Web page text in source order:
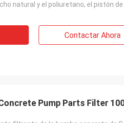
natural y el poliuretano, el pistón
Contactar Ahora
Pump Parts Filter